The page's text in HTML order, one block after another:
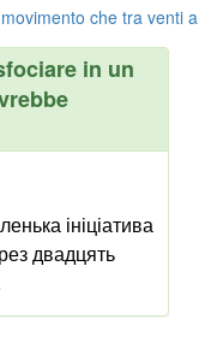
movimento che tra venti
in un
ініціатива
двадцять